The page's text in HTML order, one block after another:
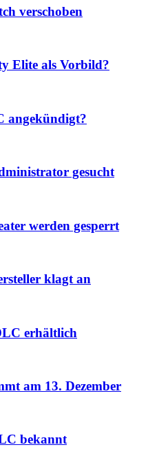
verschoben
Elite als Vorbild?
angekündigt?
gesucht
werden gesperrt
klagt an
erhältlich
am 13. Dezember
bekannt